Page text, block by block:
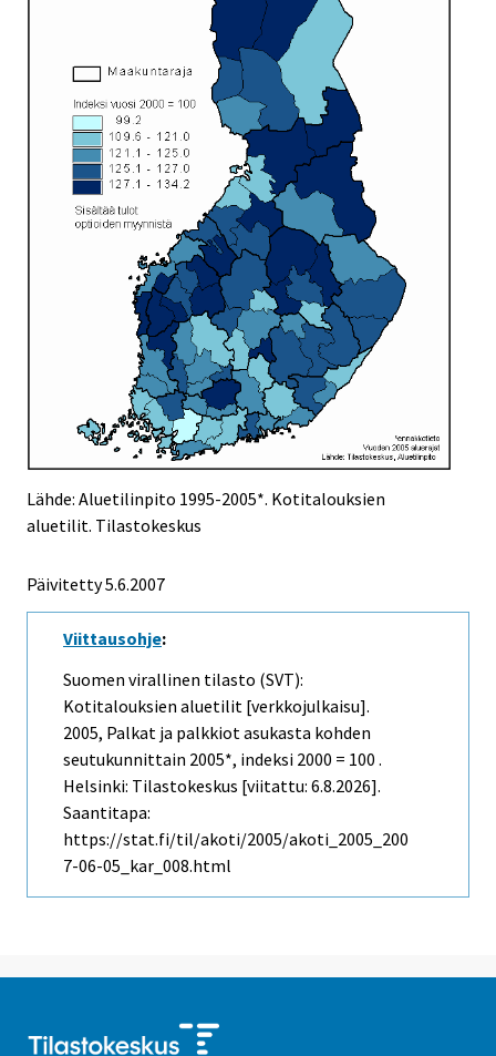
Lähde: Aluetilinpito 1995-2005*. Kotitalouksien
aluetilit. Tilastokeskus
Päivitetty5.6.2007
Viittausohje:
Suomen virallinen tilasto (SVT):
Kotitalouksien aluetilit [verkkojulkaisu].
2005, Palkat ja palkkiot asukasta kohden
seutukunnittain 2005*, indeksi 2000 = 100 .
Helsinki: Tilastokeskus [viitattu: 6.8.2026].
Saantitapa:
https://stat.fi/til/akoti/2005/akoti_2005_200
7-06-05_kar_008.html